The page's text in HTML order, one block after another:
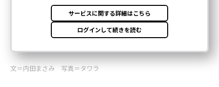
文＝内田まさみ 写真＝タワラ